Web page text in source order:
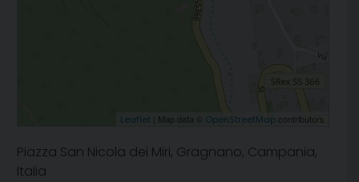
Leaflet | Map data © OpenStreetMap contributors
Piazza San Nicola dei Miri, Gragnano, Campania,
Italia